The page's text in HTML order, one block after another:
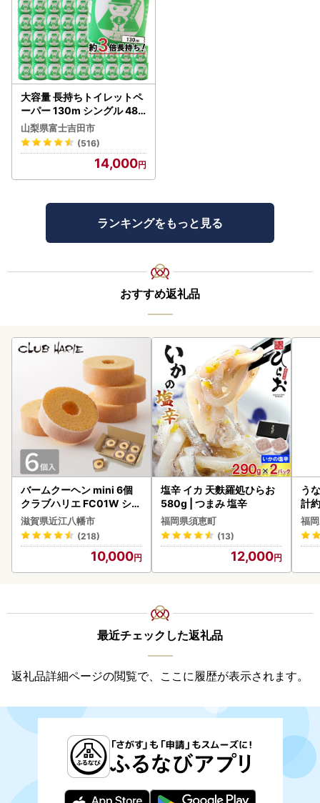
大容量 長持ちトイレットペ
ーパー 130m シングル 48R
芯なし 3倍巻 トイレット
山梨県富士吉田市
(516)
14,000
ランキングをもっと見る
おすすめ返礼品
バームクーヘン mini 6個
クラブハリエ FC01W シェ
アボックス バウムクーヘ
ン
滋賀県近江八幡市
(218)
10,000
塩辛 イカ 天麩羅処ひらお
580g | つまみ 塩辛
福岡県須恵町
(13)
12,000
う
計
な
福
最近チェックした返礼品
返礼品詳細ページの閲覧で、ここに履歴が表示されます。